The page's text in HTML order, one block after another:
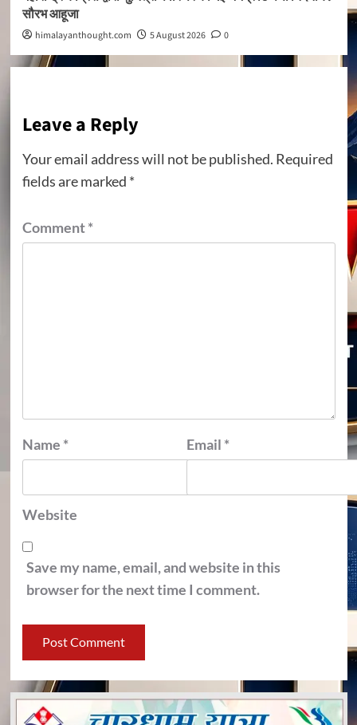
सौरभ आहूजा
himalayanthought.com 5 August 2026 0
Leave a Reply
Your email address will not be published. Required
fields are marked *
Comment*
Name * Email *
Website
Save my name, email, and website in this
browser for the next time I comment.